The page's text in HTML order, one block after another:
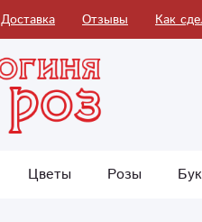
Доставка Отзывы Как
Цветы Розы